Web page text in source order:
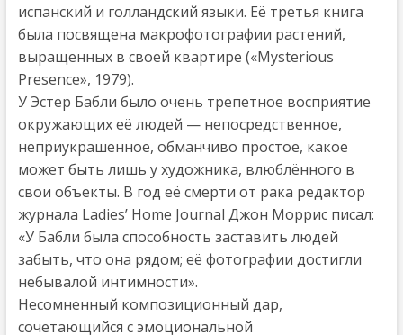
испанский и голландский языки. Её третья книга
была посвящена макрофотографии растений,
выращенных в своей квартире («Mysterious
Presence», 1979).
У Эстер Бабли было очень трепетное восприятие
окружающих её людей — непосредственное,
неприукрашенное, обманчиво простое, какое
может быть лишь у художника, влюблённого в
свои объекты. В год её смерти от рака редактор
журнала Ladies’ Home Journal Джон Моррис писал:
«У Бабли была способность заставить людей
забыть, что она рядом; её фотографии достигли
небывалой интимности».
Несомненный композиционный дар,
сочетающийся с эмоциональной